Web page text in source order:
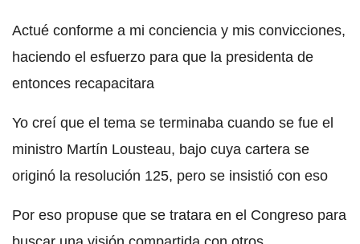
Actué conforme a mi conciencia y mis convicciones,
haciendo el esfuerzo para que la presidenta de
entonces recapacitara
Yo creí que el tema se terminaba cuando se fue el
ministro Martín Lousteau, bajo cuya cartera se
originó la resolución 125, pero se insistió con eso
Por eso propuse que se tratara en el Congreso para